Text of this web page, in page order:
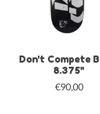
Don't Compete
8.375"
€90,00